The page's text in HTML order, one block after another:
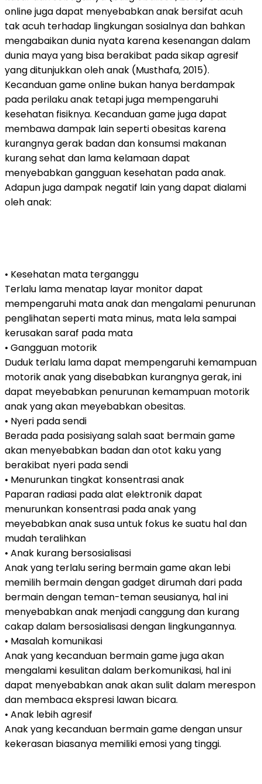
online juga dapat menyebabkan anak bersifat acuh
tak acuh terhadap lingkungan sosialnya dan bahkan
mengabaikan dunia nyata karena kesenangan dalam
dunia maya yang bisa berakibat pada sikap agresif
yang ditunjukkan oleh anak (Musthafa, 2015).
Kecanduan game online bukan hanya berdampak
pada perilaku anak tetapi juga mempengaruhi
kesehatan fisiknya. Kecanduan game juga dapat
membawa dampak lain seperti obesitas karena
kurangnya gerak badan dan konsumsi makanan
kurang sehat dan lama kelamaan dapat
menyebabkan gangguan kesehatan pada anak.
Adapun juga dampak negatif lain yang dapat dialami
oleh anak:
• Kesehatan mata terganggu
Terlalu lama menatap layar monitor dapat
mempengaruhi mata anak dan mengalami penurunan
penglihatan seperti mata minus, mata lela sampai
kerusakan saraf pada mata
• Gangguan motorik
Duduk terlalu lama dapat mempengaruhi kemampuan
motorik anak yang disebabkan kurangnya gerak, ini
dapat meyebabkan penurunan kemampuan motorik
anak yang akan meyebabkan obesitas.
• Nyeri pada sendi
Berada pada posisiyang salah saat bermain game
akan menyebabkan badan dan otot kaku yang
berakibat nyeri pada sendi
• Menurunkan tingkat konsentrasi anak
Paparan radiasi pada alat elektronik dapat
menurunkan konsentrasi pada anak yang
meyebabkan anak susa untuk fokus ke suatu hal dan
mudah teralihkan
• Anak kurang bersosialisasi
Anak yang terlalu sering bermain game akan lebi
memilih bermain dengan gadget dirumah dari pada
bermain dengan teman-teman seusianya, hal ini
menyebabkan anak menjadi canggung dan kurang
cakap dalam bersosialisasi dengan lingkungannya.
• Masalah komunikasi
Anak yang kecanduan bermain game juga akan
mengalami kesulitan dalam berkomunikasi, hal ini
dapat menyebabkan anak akan sulit dalam merespon
dan membaca ekspresi lawan bicara.
• Anak lebih agresif
Anak yang kecanduan bermain game dengan unsur
kekerasan biasanya memiliki emosi yang tinggi.